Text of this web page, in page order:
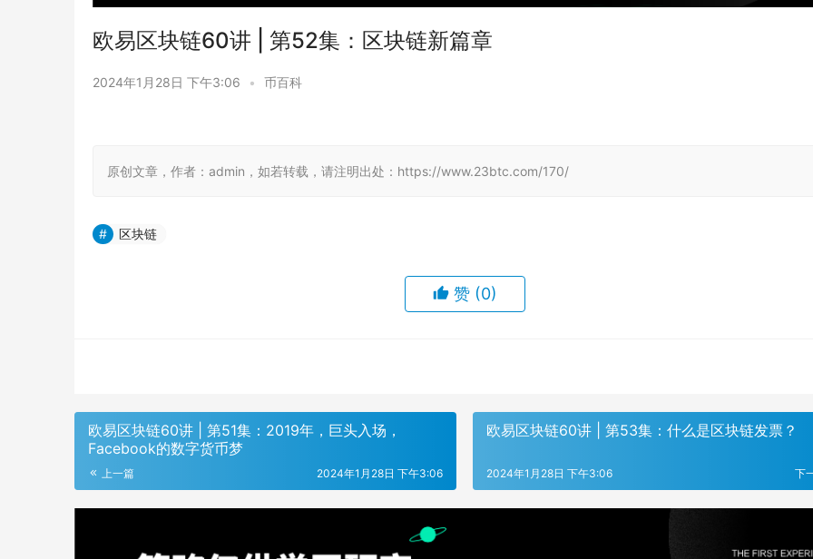
欧易区块链60讲 | 第52集：区块链新篇章
2024年1月28日 下午3:06 • 币百科
原创文章，作者：admin，如若转载，请注明出处：https://www.23btc.com/170/
区块链
赞 (0)
欧易区块链60讲 | 第51集：2019年，巨头入场，
Facebook的数字货币梦
上一篇 2024年1月28日 下午3:06
欧易区块链60讲 | 第53集：什么是区块链发票？
下
2024年1月28日 下午3:06